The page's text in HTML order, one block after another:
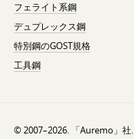
フェライト系鋼
デュプレックス鋼
特別鋼のGOST規格
工具鋼
© 2007–2026. 「Auremo」社.